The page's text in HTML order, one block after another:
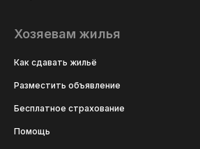
Хозяевам жилья
Как сдавать жильё
Разместить объявление
Бесплатное страхование
Помощь